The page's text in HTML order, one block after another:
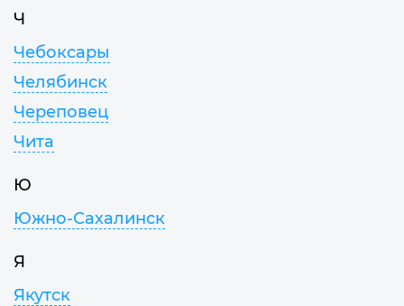
Ч
Чебоксары
Челябинск
Череповец
Чита
Ю
Южно-Сахалинск
Я
Якутск